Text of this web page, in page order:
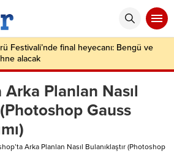
Festivali’nde final heyecanı: Bengü ve
alacak
Arka Planlan Nasıl
Gauss
Arka Planlan Nasıl Bulanıklaştır (Photoshop